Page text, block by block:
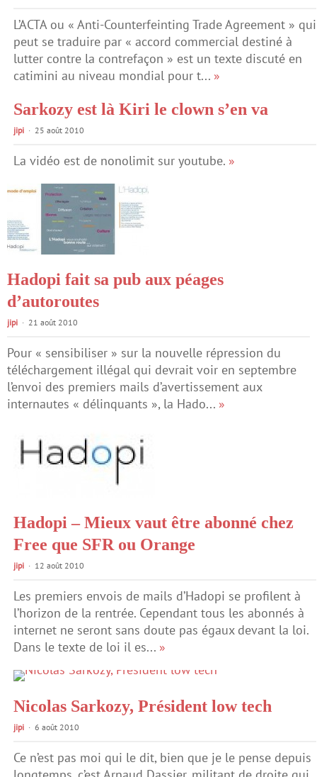
L’ACTA ou « Anti-Counterfeinting Trade Agreement » qui
peut se traduire par « accord commercial destiné à
lutter contre la contrefaçon » est un texte discuté en
catimini au niveau mondial pour t... »
Sarkozy est là Kiri le clown s’en va
jipi 25 août 2010
La vidéo est de nonolimit sur youtube. »
Hadopi fait sa pub aux péages
d’autoroutes
jipi 21 août 2010
Pour « sensibiliser » sur la nouvelle répression du
téléchargement illégal qui devrait voir en septembre
l’envoi des premiers mails d’avertissement aux
internautes « délinquants », la Hado... »
Hadopi – Mieux vaut être abonné chez
Free que SFR ou Orange
jipi 12 août 2010
Les premiers envois de mails d’Hadopi se profilent à
l’horizon de la rentrée. Cependant tous les abonnés à
internet ne seront sans doute pas égaux devant la loi.
Dans le texte de loi il es... »
Nicolas Sarkozy, Président low tech
jipi 6 août 2010
Ce n’est pas moi qui le dit, bien que je le pense depuis